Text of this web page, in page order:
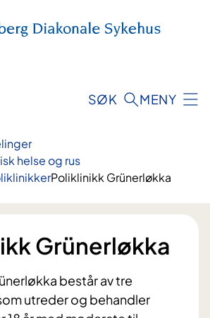
SØK MENY
helse og rus
Poliklinikk Grünerløkka
Grünerløkka
består av tre
utreder og behandler